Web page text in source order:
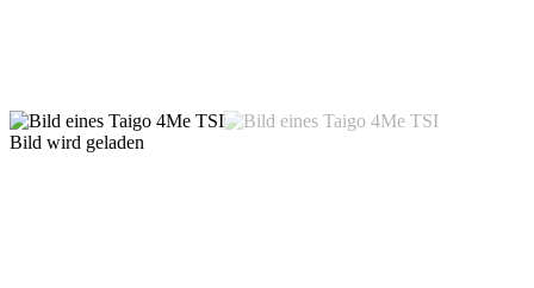
Bild wird geladen